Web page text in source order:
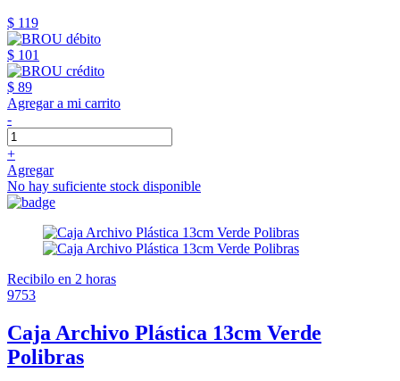
$ 119
$ 101
$ 89
Agregar a mi carrito
-
+
Agregar
No hay suficiente stock disponible
Recibilo en 2 horas
9753
Caja Archivo Plástica 13cm Verde
Polibras